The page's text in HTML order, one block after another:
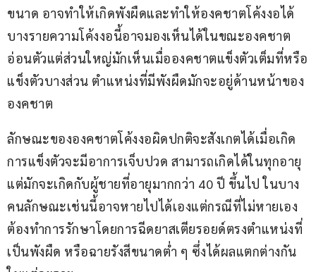
ขนาด อาจทำให้เกิดพังผืดและทำให้องคชาตโค้งงอได้
บางรายความโค้งงอนี้อาจมองเห็นได้ในขณะองคชาต
อ่อนตัวแต่ส่วนใหญ่มักเห็นเมื่อองคชาตแข็งตัวเต็มที่หรือ
แข็งตัวบางส่วน ตำแหน่งที่มีพังผืดมักจะอยู่ด้านหน้าของ
องคชาต
ลักษณะขององคชาตโค้งงอผิดปกติจะสังเกตได้เมื่อเกิด
การแข็งตัวจะมีอาการเจ็บปวด สามารถเกิดได้ในทุกอายุ
แต่มักจะเกิดกับผู้ชายที่อายุมากกว่า 40 ปี ขึ้นไป ในบาง
คนลักษณะเช่นนี้อาจหายไปได้เองแต่กรณีที่ไม่หายเอง
ต้องทำการรักษาโดยการฉีดยาสเตียรอยด์ตรงตำแหน่งที่
เป็นพังผืด หรือฉายรังสีขนาดต่ำ ๆ ซึ่งได้ผลแตกต่างกัน